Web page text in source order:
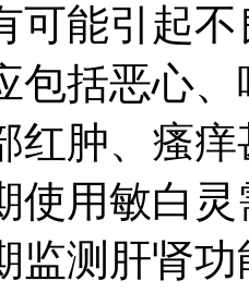
可能引起
包括恶心
红肿、瘙
使用敏白
监测肝肾